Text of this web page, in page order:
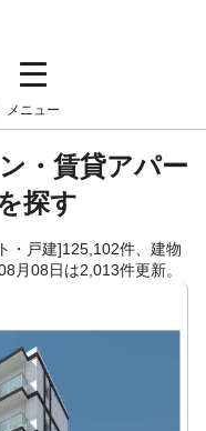
メニュー
・賃貸アパー
探す
・戸建]125,102件、建物
月08日は2,013件更新。